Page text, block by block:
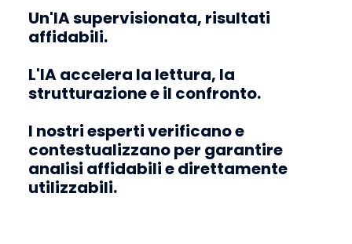
Un'IA supervisionata, risultati
affidabili.
L'IA accelera la lettura, la
strutturazione e il confronto.
I nostri esperti verificano e
contestualizzano per garantire
analisi affidabili e direttamente
utilizzabili.